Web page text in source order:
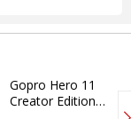
Gopro Hero 11
Creator Edition